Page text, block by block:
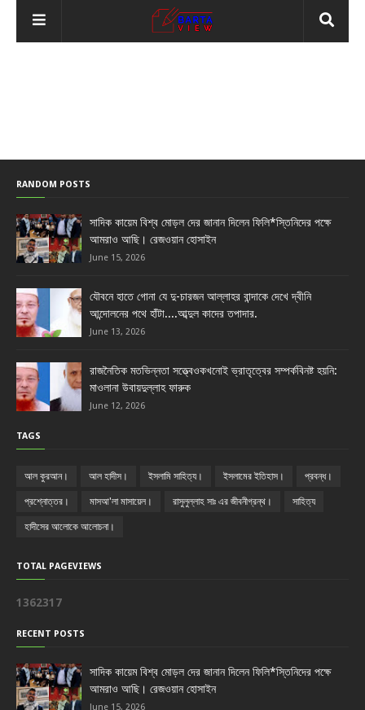
RANDOM POSTS
সাদিক কায়েম বিশ্ব মোড়ল দের জানান দিলেন ফিলি*স্তিনিদের পক্ষে
আমরাও আছি। রেজওয়ান হোসাইন
June 15, 2026
যৌবনে হাতে গোনা যে দু-চারজন আল্লাহর বান্দাকে দেখে দ্বীনি
আন্দোলনের পথে হাঁটা....আব্দুল কাদের তপাদার.
June 13, 2026
রাজনৈতিক মতভিন্নতা সত্ত্বেওকখনোই ভ্রাতৃত্বের সম্পর্কবিনষ্ট হয়নি:
মাওলানা উবায়দুল্লাহ ফারুক
June 12, 2026
TAGS
আল কুরআন। আল হাদীস। ইসলামি সাহিত্য। ইসলামের ইতিহাস। প্রবন্ধ।
প্রশ্নোত্তর। মাসআ'লা মাসায়েল। রাসুলুল্লাহ সাঃ এর জীবনীগ্রন্থ। সাহিত্য
হাদীসের আলোকে আলোচনা।
TOTAL PAGEVIEWS
136231 7
RECENT POSTS
সাদিক কায়েম বিশ্ব মোড়ল দের জানান দিলেন ফিলি*স্তিনিদের পক্ষে
আমরাও আছি। রেজওয়ান হোসাইন
June 15, 2026